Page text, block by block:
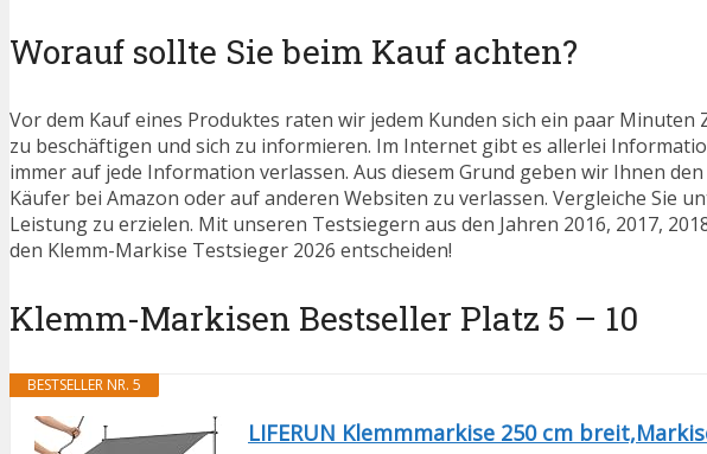
Worauf sollte Sie beim Kauf achten?
Vor dem Kauf eines Produktes raten wir jedem Kunden sich ein paar
zu beschäftigen und sich zu informieren. Im Internet gibt es allerlei
immer auf jede Information verlassen. Aus diesem Grund geben wir Ihnen
Käufer bei Amazon oder auf anderen Websiten zu verlassen. Vergleiche Sie
Leistung zu erzielen. Mit unseren Testsiegern aus den Jahren 2016, 2017,
den Klemm-Markise Testsieger 2026 entscheiden!
Klemm-Markisen Bestseller Platz 5 – 10
BESTSELLER NR. 5
LIFERUN Klemmmarkise 250 cm